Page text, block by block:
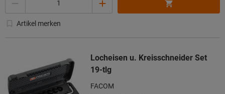
Artikel merken
Locheisen u. Kreisschneider Set
19-tlg
FACOM